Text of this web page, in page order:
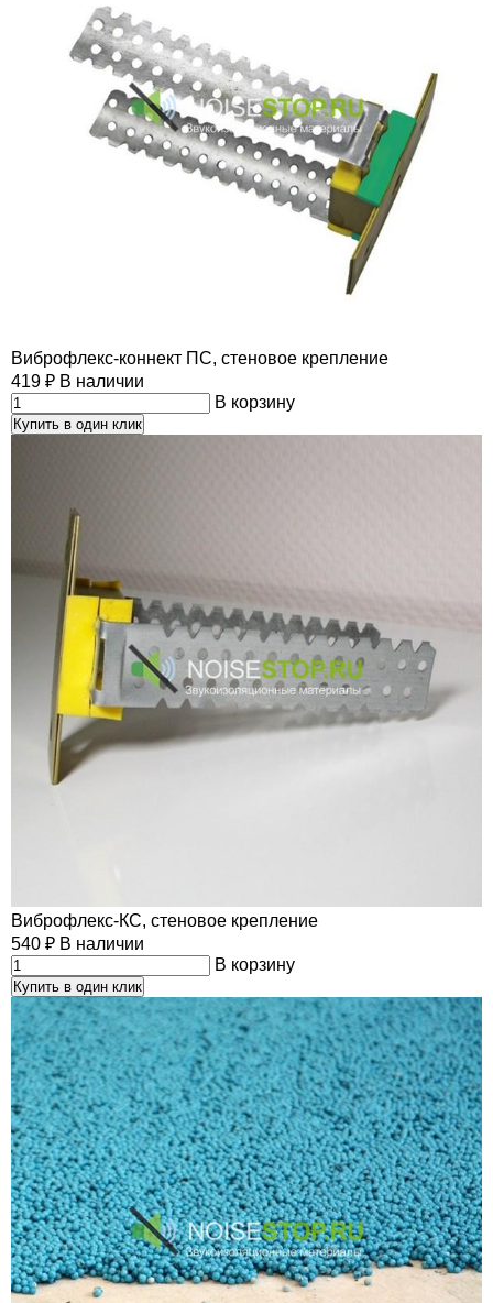
Виброфлекс-коннект ПС, стеновое крепление
419 ₽ В наличии
В корзину
Купить в один клик
Виброфлекс-КС, стеновое крепление
540 ₽ В наличии
В корзину
Купить в один клик